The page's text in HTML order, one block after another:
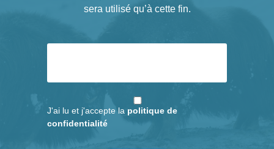
sera utilisé qu’à cette fin.
J'ai lu et j'accepte la politique de
confidentialité